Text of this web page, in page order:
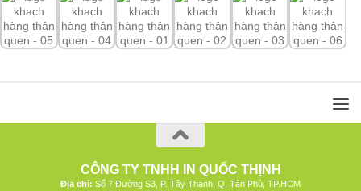
CÔNG TY TNHH IN QUỐC THỊNH
Địa chỉ: Số 7 Đường S3, P. Tây Thạnh, Q. Tân Phú, TP.HCM